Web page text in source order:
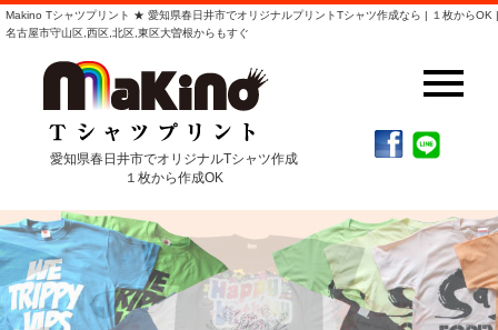
Makino Tシャツプリント ★ 愛知県春日井市でオリジナルプリントTシャツ作成なら | １枚からOK |
名古屋市守山区,西区,北区,東区大曽根からもすぐ
愛知県春日井市でオリジナルTシャツ作成
１枚から作成OK